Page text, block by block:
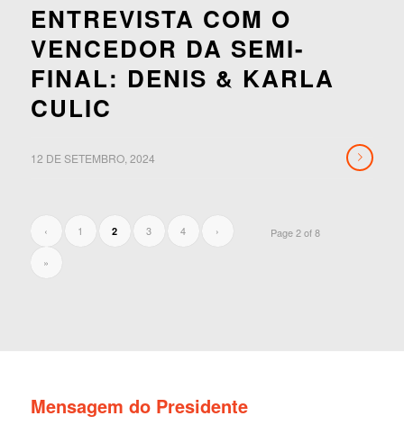
ENTREVISTA COM O
VENCEDOR DA SEMI-
FINAL: DENIS & KARLA
CULIC
12 DE SETEMBRO, 2024
Page 2 of 8
‹ 1 2 3 4 ›
»
Mensagem do Presidente